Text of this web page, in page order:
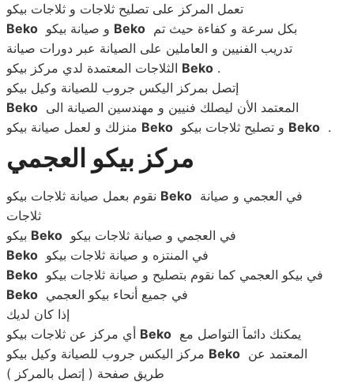
تعمل المركز على تصليح ثلاجات و ثلاجات بيكو
Beko
Beko
تدريب الفنيين و العاملين على الصيانة عبر دورات صيانة
Beko .
إتصل بمركز اليكس جروب للصيانة وكيل بيكو
Beko
Beko Beko .
مركز بيكو العجمي
Beko
ثلاجات
Beko في العجمي و صيانة ثلاجات بيكو
Beko في المنتزه و صيانة ثلاجات بيكو
Beko في بيكو العجمي كما نقوم بتصليح و صيانة ثلاجات بيكو
Beko في جميع أنحاء بيكو العجمي
إذا كان لديك
Beko
Beko
طريق صفحة ( إتصل بالمركز )